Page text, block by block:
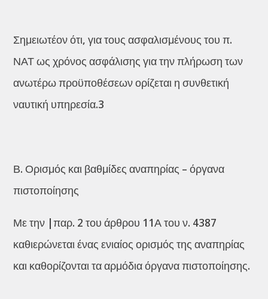
Σημειωτέον ότι, για τους ασφαλισμένους του π.
ΝΑΤ ως χρόνος ασφάλισης για την πλήρωση των
ανωτέρω προϋποθέσεων ορίζεται η συνθετική
ναυτική υπηρεσία.3
Β. Ορισμός και βαθμίδες αναπηρίας – όργανα
πιστοποίησης
Με την |παρ. 2 του άρθρου 11Α του ν. 4387
καθιερώνεται ένας ενιαίος ορισμός της αναπηρίας
και καθορίζονται τα αρμόδια όργανα πιστοποίησης.